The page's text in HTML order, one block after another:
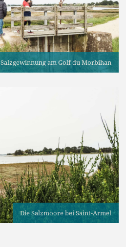
Salzgewinnung am Golf du Morbihan
Die Salzmoore bei Saint-Armel